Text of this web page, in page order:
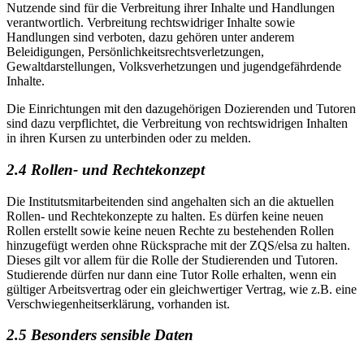
Nutzende sind für die Verbreitung ihrer Inhalte und Handlungen
verantwortlich. Verbreitung rechtswidriger Inhalte sowie
Handlungen sind verboten, dazu gehören unter anderem
Beleidigungen, Persönlichkeitsrechtsverletzungen,
Gewaltdarstellungen, Volksverhetzungen und jugendgefährdende
Inhalte.
Die Einrichtungen mit den dazugehörigen Dozierenden und Tutoren
sind dazu verpflichtet, die Verbreitung von rechtswidrigen Inhalten
in ihren Kursen zu unterbinden oder zu melden.
2.4 Rollen- und Rechtekonzept
Die Institutsmitarbeitenden sind angehalten sich an die aktuellen
Rollen- und Rechtekonzepte zu halten. Es dürfen keine neuen
Rollen erstellt sowie keine neuen Rechte zu bestehenden Rollen
hinzugefügt werden ohne Rücksprache mit der ZQS/elsa zu halten.
Dieses gilt vor allem für die Rolle der Studierenden und Tutoren.
Studierende dürfen nur dann eine Tutor Rolle erhalten, wenn ein
gültiger Arbeitsvertrag oder ein gleichwertiger Vertrag, wie z.B. eine
Verschwiegenheitserklärung, vorhanden ist.
2.5 Besonders sensible Daten